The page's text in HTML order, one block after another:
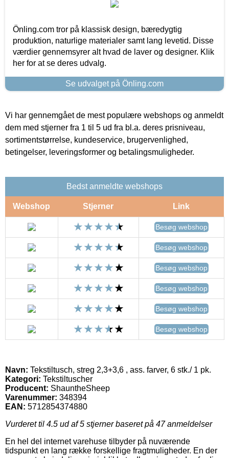
Önling.com tror på klassisk design, bæredygtig
produktion, naturlige materialer samt lang levetid. Disse
værdier gennemsyrer alt hvad de laver og designer. Klik
her for at se deres udvalg.
Se udvalget på Önling.com
Vi har gennemgået de mest populære webshops og anmeldt
dem med stjerner fra 1 til 5 ud fra bl.a. deres prisniveau,
sortimentstørrelse, kundeservice, brugervenlighed,
betingelser, leveringsformer og betalingsmuligheder.
Bedst anmeldte webshops
Webshop Stjerner Link
Besøg webshop
Besøg webshop
Besøg webshop
Besøg webshop
Besøg webshop
Besøg webshop
Navn: Tekstiltusch, streg 2,3+3,6 , ass. farver, 6 stk./ 1 pk.
Kategori: Tekstiltuscher
Producent: ShauntheSheep
Varenummer: 348394
EAN: 5712854374880
Vurderet til 4.5 ud af 5 stjerner baseret på 47anmeldelser
En hel del internet varehuse tilbyder på nuværende
tidspunkt en lang række forskellige fragtmuligheder. En der